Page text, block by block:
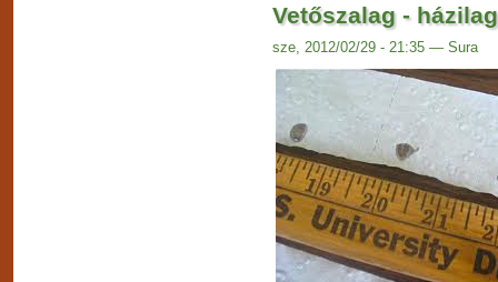
Vetőszalag - házilag
sze, 2012/02/29 - 21:35 — Sura